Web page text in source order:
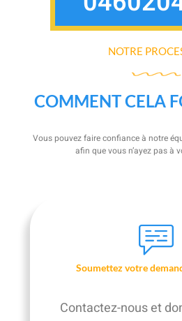
NOTRE
COMMENT CELA
Vous pouvez faire confiance à notre
afin que vous n’ayez pas à
Soumettez votre
Contactez-nous et